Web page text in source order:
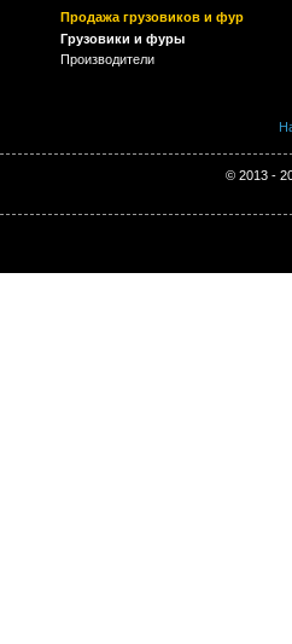
Продажа грузовиков и фур
Грузовики и фуры
Производители
© 2013 -